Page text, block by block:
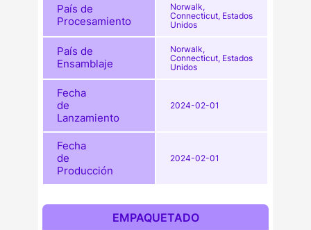
País de
Procesamiento
Norwalk,
Connecticut, Estados
Unidos
País de
Ensamblaje
Norwalk,
Connecticut, Estados
Unidos
Fecha
de
Lanzamiento
2024-02-01
Fecha
de
Producción
2024-02-01
EMPAQUETADO